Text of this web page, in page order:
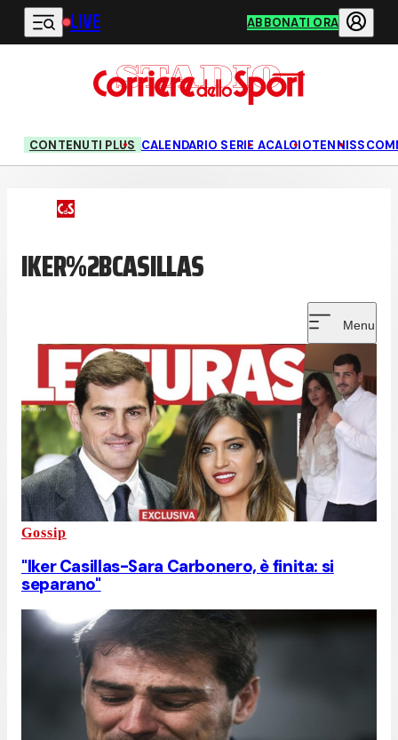
Vai al contenuto principale
LIVE ABBONATI ORA
CONTENUTI PLUS CALENDARIO SERIE ACALCIOTENNIS
IKER%2BCASILLAS
Menu
Gossip
"Iker Casillas-Sara Carbonero, è finita: si
separano"